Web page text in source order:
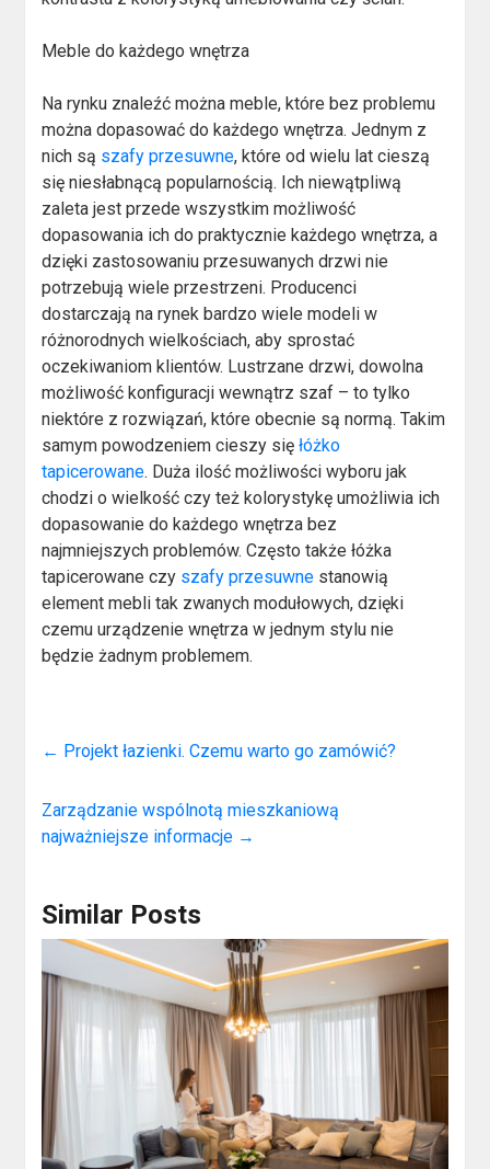
Meble do każdego wnętrza
Na rynku znaleźć można meble, które bez problemu
można dopasować do każdego wnętrza. Jednym z
nich są szafy przesuwne, które od wielu lat cieszą
się niesłabnącą popularnością. Ich niewątpliwą
zaleta jest przede wszystkim możliwość
dopasowania ich do praktycznie każdego wnętrza, a
dzięki zastosowaniu przesuwanych drzwi nie
potrzebują wiele przestrzeni. Producenci
dostarczają na rynek bardzo wiele modeli w
różnorodnych wielkościach, aby sprostać
oczekiwaniom klientów. Lustrzane drzwi, dowolna
możliwość konfiguracji wewnątrz szaf – to tylko
niektóre z rozwiązań, które obecnie są normą. Takim
samym powodzeniem cieszy sięłóżko
tapicerowane. Duża ilość możliwości wyboru jak
chodzi o wielkość czy też kolorystykę umożliwia ich
dopasowanie do każdego wnętrza bez
najmniejszych problemów. Często także łóżka
tapicerowane czy szafy przesuwne stanowią
element mebli tak zwanych modułowych, dzięki
czemu urządzenie wnętrza w jednym stylu nie
będzie żadnym problemem.
← Projekt łazienki. Czemu warto go zamówić?
Zarządzanie wspólnotą mieszkaniową
najważniejsze informacje →
Similar Posts